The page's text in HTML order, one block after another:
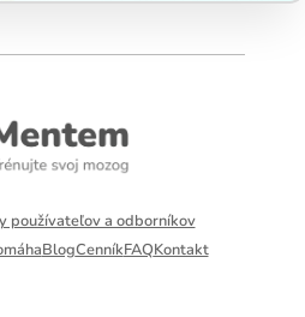
používateľov a odborníkov
BlogCenníkFAQKontakt